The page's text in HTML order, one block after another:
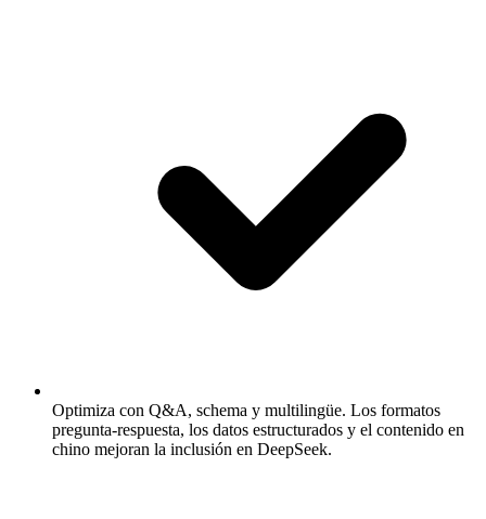
Optimiza con Q&A, schema y multilingüe. Los formatos
pregunta-respuesta, los datos estructurados y el contenido en
chino mejoran la inclusión en DeepSeek.